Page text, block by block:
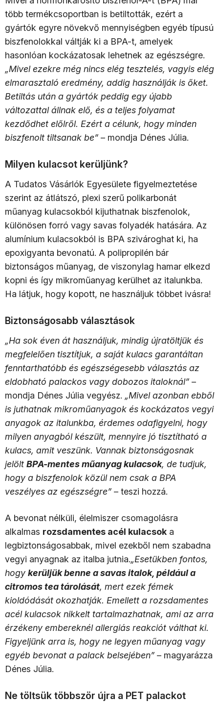
több termékcsoportban is betiltották, ezért a
gyártók egyre növekvő mennyiségben egyéb típusú
biszfenolokkal váltják ki a BPA-t, amelyek
hasonlóan kockázatosak lehetnek az egészségre.
„Mivel ezekre még nincs elég tesztelés, vagyis elég
elmarasztaló eredmény, addig használják is őket.
Betiltás után a gyártók peddig egy újabb
változattal állnak elő, és a teljes folyamat
kezdődhet előlről. Ezért a célunk, hogy minden
biszfenolt tiltsanak be” – mondja Dénes Júlia.
Milyen kulacsot kerüljünk?
A Tudatos Vásárlók Egyesülete figyelmeztetése
szerint az átlátszó, plexi szerű polikarbonát
műanyag kulacsokból kijuthatnak biszfenolok,
különösen forró vagy savas folyadék hatására. Az
alumínium kulacsokból is BPA szivároghat ki, ha
epoxigyanta bevonatú. A polipropilén bár
biztonságos műanyag, de viszonylag hamar elkezd
kopni és így mikroműanyag kerülhet az italunkba.
Ha látjuk, hogy kopott, ne használjuk többet ivásra!
Biztonságosabb választások
„Ha sok éven át használjuk, mindig újratöltjük és
megfelelően tisztítjuk, a saját kulacs garantáltan
fenntarthatóbb és egészségesebb választás az
eldobható palackos vagy dobozos italoknál” –
mondja Dénes Júlia vegyész. „Mivel azonban ebből
is juthatnak mikroműanyagok és kockázatos vegyi
anyagok az italunkba, érdemes odafigyelni, hogy
milyen anyagból készült, mennyire jó tisztítható a
kulacs, amit veszünk. Vannak biztonságosnak
jelölt BPA-mentes műanyag kulacsok, de tudjuk,
hogy a biszfenolok közül nem csak a BPA
veszélyes az egészségre” – teszi hozzá.
A bevonat nélküli, élelmiszer csomagolásra
alkalmas rozsdamentes acél kulacsok a
legbiztonságosabbak, mivel ezekből nem szabadna
vegyi anyagnak az italba jutnia.„Esetükben fontos,
hogy kerüljük benne a savas italok, például a
citromos tea tárolását, mert ezek fémek
kioldódását okozhatják. Emellett a rozsdamentes
acél kulacsok nikkelt tartalmazhatnak, ami az arra
érzékeny embereknél allergiás reakciót válthat ki.
Figyeljünk arra is, hogy ne legyen műanyag vagy
egyéb bevonat a palack belsejében” – magyarázza
Dénes Júlia.
Ne töltsük többször újra a PET palackot